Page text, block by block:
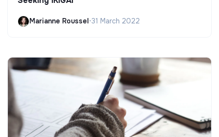
Marianne Roussel •31 March 2022